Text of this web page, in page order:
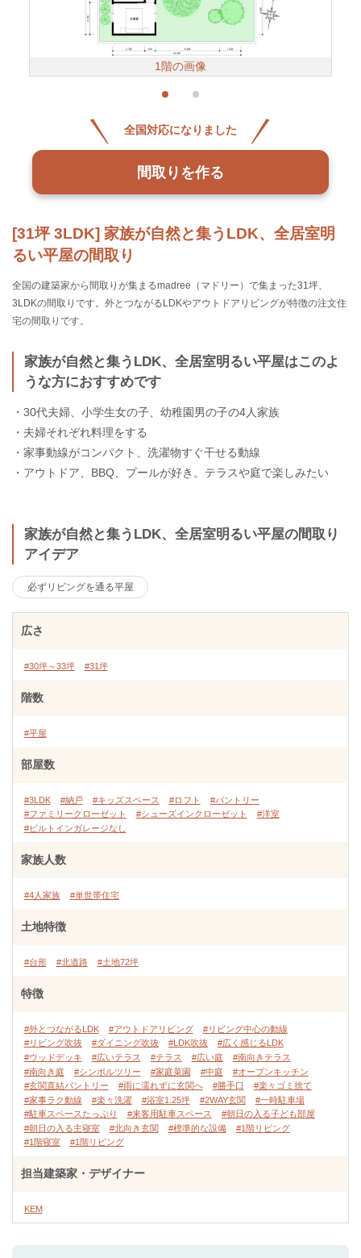
[31坪 3LDK] 家族が自然と集うLDK、全居室明
るい平屋の間取り
全国の建築家から間取りが集まるmadree（マドリー）で集まった31坪、
3LDKの間取りです。外とつながるLDKやアウトドアリビングが特徴の注文住
宅の間取りです。
家族が自然と集うLDK、全居室明るい平屋はこのよ
うな方におすすめです
・30代夫婦、小学生女の子、幼稚園男の子の4人家族
・夫婦それぞれ料理をする
・家事動線がコンパクト、洗濯物すぐ干せる動線
・アウトドア、BBQ、プールが好き。テラスや庭で楽しみたい
家族が自然と集うLDK、全居室明るい平屋の間取り
アイデア
必ずリビングを通る平屋
1階の画像
全国対応になりました
間取りを作る
広さ
#30坪～33坪 #31坪
階数
#平屋
部屋数
#3LDK #納戸 #キッズスペース #ロフト
#パントリー
#ファミリークローゼット
#シューズインクローゼット
#洋室
#ビルトインガレージなし
家族人数
#4人家族 #単世帯住宅
土地特徴
#台形 #北道路 #土地72坪
特徴
#外とつながるLDK #アウトドアリビング
#リビング中心の動線
#リビング吹抜
#ダイニング吹抜 #LDK吹抜
#広く感じるLDK
#ウッドデッキ
#広いテラス #テラス #広い庭
#南向きテラス
#南向き庭
#シンボルツリー #家庭菜園 #中庭
#オープンキッチン
#玄関直結パントリー
#雨に濡れずに玄関へ #勝手口
#楽々ゴミ捨て
#家事ラク動線
#楽々洗濯 #浴室1.25坪 #2WAY玄関
#一時駐車場
#駐車スペースたっぷり
#来客用駐車スペース
#朝日の入る子ども部屋
#朝日の入る主寝室
#北向き玄関 #標準的な設備
#1階リビング
#1階寝室
#1階リビング
担当建築家・デザイナー
KEM